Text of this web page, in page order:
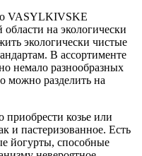
VASYLKIVSKE
на экологически
экологически чистые
В ассортименте
немало разнообразных
можно разделить на
козье или
и пастеризованное. Есть
йогурты, способные